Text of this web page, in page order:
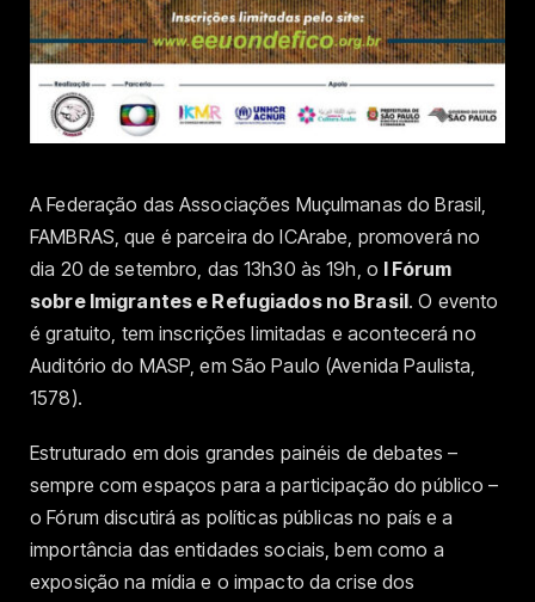
A Federação das Associações Muçulmanas do Brasil,
FAMBRAS, que é parceira do ICArabe, promoverá no
dia 20 de setembro, das 13h30 às 19h, o I Fórum
sobre Imigrantes e Refugiados no Brasil. O evento
é gratuito, tem inscrições limitadas e acontecerá no
Auditório do MASP, em São Paulo (Avenida Paulista,
1578).
Estruturado em dois grandes painéis de debates –
sempre com espaços para a participação do público –
o Fórum discutirá as políticas públicas no país e a
importância das entidades sociais, bem como a
exposição na mídia e o impacto da crise dos